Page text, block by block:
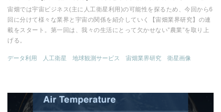
宙畑では宇宙ビジネス(主に人工衛星利用)の可能性を探るため、今回から6
回に分けて様々な業界と宇宙の関係を紹介していく【宙畑業界研究】の連
載をスタート。第一回は、我々の生活にとって欠かせない”農業”を取り上
げる。
データ利用 人工衛星 地球観測サービス 宙畑業界研究 衛星画像